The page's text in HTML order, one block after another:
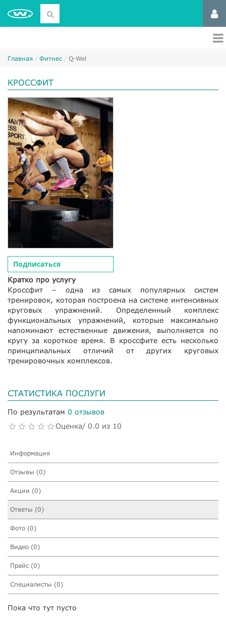
Главная Фитнес Q-Wel
КРОССФИТ
Подписаться
Кратко про услугу
Кроссфит – одна из самых популярных систем
тренировок, которая построена на системе интенсивных
круговых упражнений. Определенный комплекс
функциональных упражнений, которые максимально
напоминают естественные движения, выполняется по
кругу за короткое время. В кроссфите есть несколько
принципиальных отличий от других круговых
тренировочных комплексов.
СТАТИСТИКА ПОСЛУГИ
По результатам 0 отзывов
Оценка/ 0.0 из 10
Информация
Отзывы (0)
Акции (0)
Ответы (0)
Фото (0)
Видео (0)
Прайс (0)
Специалисты (0)
Пока что тут пусто